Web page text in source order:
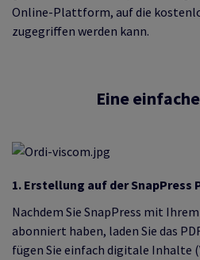
Online-Plattform, auf die
zugegriffen werden kann.
Eine
1. Erstellung auf der
Nachdem Sie SnapPress mit
abonniert haben, laden Sie das
fügen Sie einfach digitale Inhalte